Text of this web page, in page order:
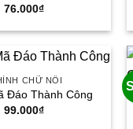
Giá
là:
76.000₫Giá
tại
76.000₫.
CHỮ NỔI
Đáo Thành Công
Giá
99.000₫Giá